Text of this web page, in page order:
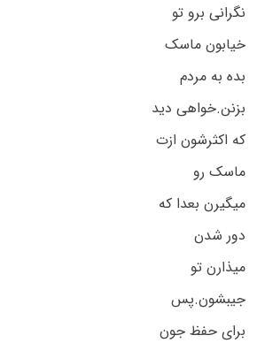
نگرانی برو تو
خیابون ماسک
بده به مردم
بزنن.خواهی دید
که اکثرشون ازت
ماسک رو
میگیرن بعدا که
دور شدن
میذارن تو
جیبشون.پس
برای حفظ جون